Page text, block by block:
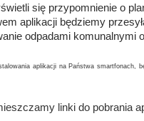
się przypomnienie o
aplikacji będziemy
odpadami komunalnymi
aplikacji na Państwa smartfonach,
linki do pobrania